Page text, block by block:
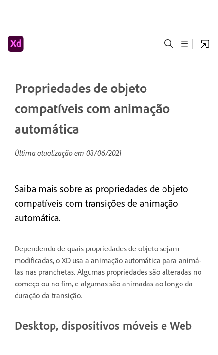
Propriedades de objeto
compatíveis com animação
automática
Última atualização em 08/06/2021
Saiba mais sobre as propriedades de objeto
compatíveis com transições de animação
automática.
Dependendo de quais propriedades de objeto sejam
modificadas, o XD usa a animação automática para animá-
las nas pranchetas. Algumas propriedades são alteradas no
começo ou no fim, e algumas são animadas ao longo da
duração da transição.
Desktop, dispositivos móveis e Web